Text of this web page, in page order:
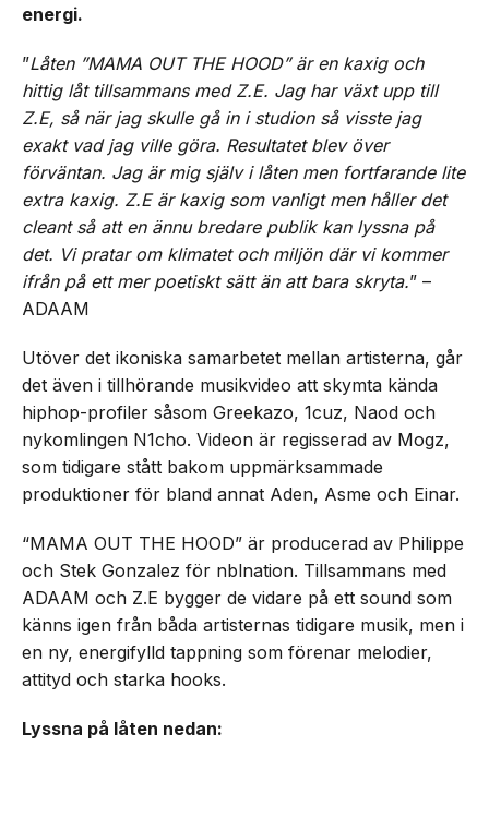
energi.
”Låten ”MAMA OUT THE HOOD” är en kaxig och
hittig låt tillsammans med Z.E. Jag har växt upp till
Z.E, så när jag skulle gå in i studion så visste jag
exakt vad jag ville göra. Resultatet blev över
förväntan. Jag är mig själv i låten men fortfarande lite
extra kaxig. Z.E är kaxig som vanligt men håller det
cleant så att en ännu bredare publik kan lyssna på
det. Vi pratar om klimatet och miljön där vi kommer
ifrån på ett mer poetiskt sätt än att bara skryta.” –
ADAAM
Utöver det ikoniska samarbetet mellan artisterna, går
det även i tillhörande musikvideo att skymta kända
hiphop-profiler såsom Greekazo, 1cuz, Naod och
nykomlingen N1cho. Videon är regisserad av Mogz,
som tidigare stått bakom uppmärksammade
produktioner för bland annat Aden, Asme och Einar.
“MAMA OUT THE HOOD” är producerad av Philippe
och Stek Gonzalez för nblnation. Tillsammans med
ADAAM och Z.E bygger de vidare på ett sound som
känns igen från båda artisternas tidigare musik, men i
en ny, energifylld tappning som förenar melodier,
attityd och starka hooks.
Lyssna på låten nedan: